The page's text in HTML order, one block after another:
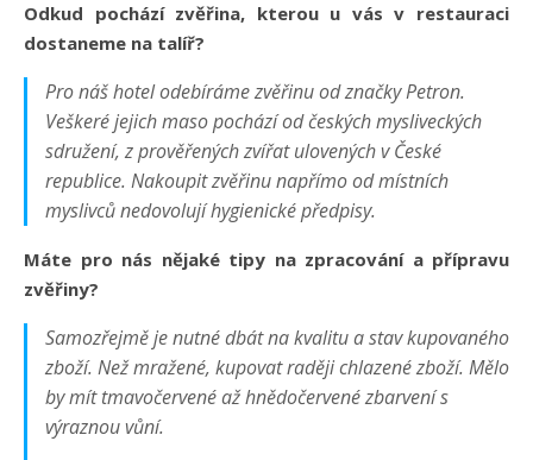
Odkud pochází zvěřina, kterou u vás v restauraci
dostaneme na talíř?
Pro náš hotel odebíráme zvěřinu od značky Petron.
Veškeré jejich maso pochází od českých mysliveckých
sdružení, z prověřených zvířat ulovených v České
republice. Nakoupit zvěřinu napřímo od místních
myslivců nedovolují hygienické předpisy.
Máte pro nás nějaké tipy na zpracování a přípravu
zvěřiny?
Samozřejmě je nutné dbát na kvalitu a stav kupovaného
zboží. Než mražené, kupovat raději chlazené zboží. Mělo
by mít tmavočervené až hnědočervené zbarvení s
výraznou vůní.